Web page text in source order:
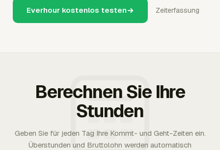
Everhour kostenlos testen Zeiterfassung
Berechnen Sie Ihre
Stunden
Geben Sie für jeden Tag Ihre Kommt- und Geht-Zeiten ein.
Überstunden und Bruttolohn werden automatisch